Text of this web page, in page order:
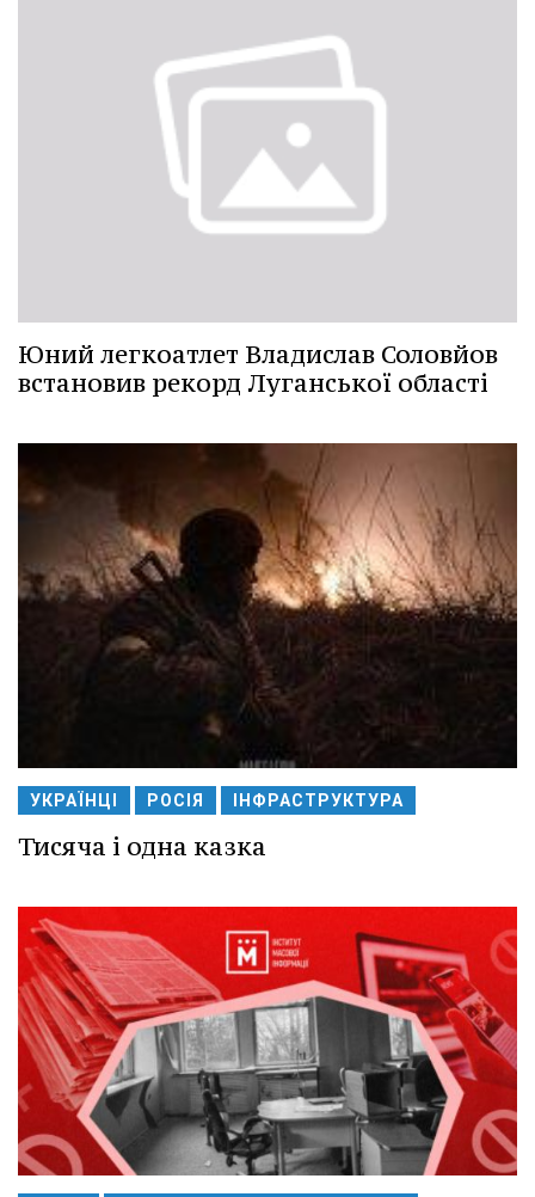
Юний легкоатлет Владислав Соловйов
встановив рекорд Луганської області
УКРАЇНЦІ РОСІЯ ІНФРАСТРУКТУРА
Тисяча і одна казка